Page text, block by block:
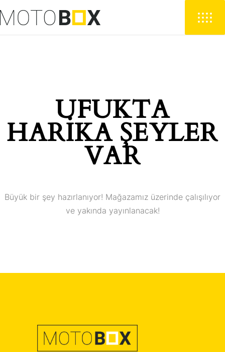
UFUKTA
HARIKA ŞEYLER
VAR
Büyük bir şey hazırlanıyor! Mağazamız üzerinde çalışılıyor
ve yakında yayınlanacak!